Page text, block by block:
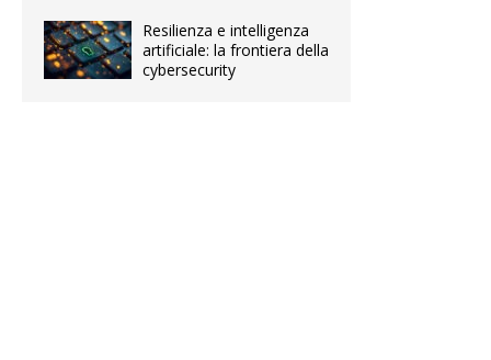
Resilienza e intelligenza
artificiale: la frontiera della
cybersecurity